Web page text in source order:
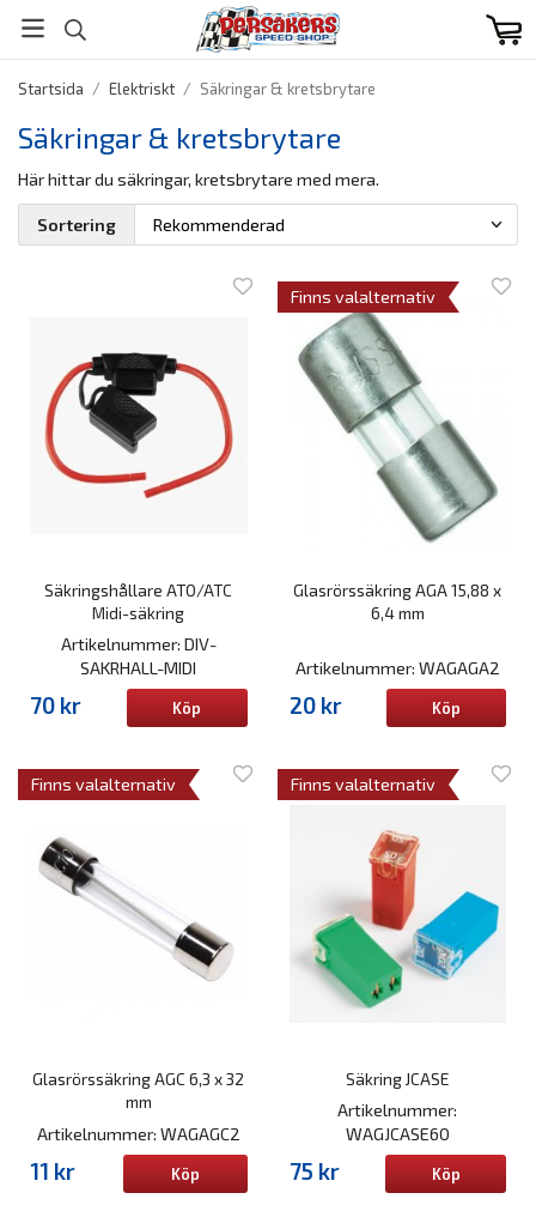
Startsida / Elektriskt / Säkringar & kretsbrytare
Säkringar & kretsbrytare
Här hittar du säkringar, kretsbrytare med mera.
Sortering
Säkringshållare ATO/ATC
Midi-säkring
Artikelnummer: DIV-
SAKRHALL-MIDI
70 kr Köp
Glasrörssäkring AGA 15,88 x
6,4 mm
Finns valalternativ
Artikelnummer: WAGAGA2
20 kr Köp
Glasrörssäkring AGC 6,3 x 32
mm
Finns valalternativ
Artikelnummer: WAGAGC2
11 kr Köp
Säkring JCASE
Finns valalternativ
Artikelnummer:
WAGJCASE60
75 kr Köp